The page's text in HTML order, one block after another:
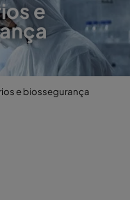
e
e biossegurança